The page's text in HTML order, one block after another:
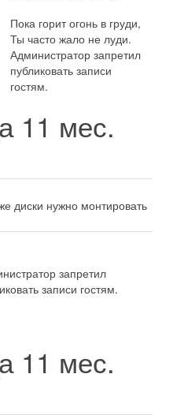
Пока горит огонь в груди,
Ты часто жало не луди.
Администратор запретил
публиковать записи
гостям.
11 мес.
диски нужно монтировать
запретил
записи гостям.
11 мес.